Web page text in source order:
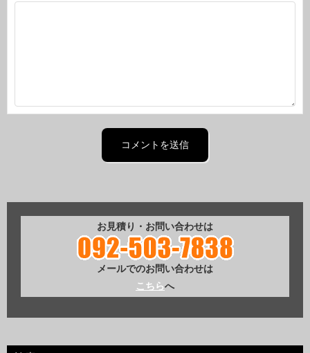
お見積り・お問い合わせは
メールでのお問い合わせは
こちらへ